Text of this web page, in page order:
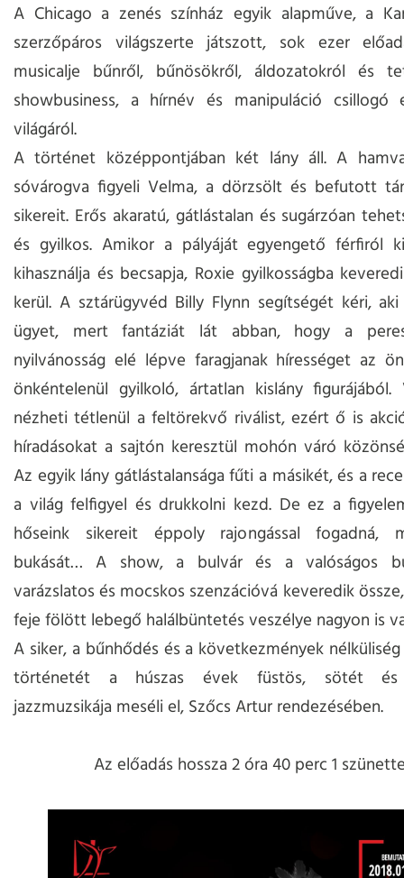
A Chicago a zenés színház egyik alapműve, a
szerzőpáros világszerte játszott, sok ezer
musicalje bűnről, bűnösökről, áldozatokról és
showbusiness, a hírnév és manipuláció csillogó
világáról.
A történet középpontjában két lány áll. A
sóvárogva figyeli Velma, a dörzsölt és befutott
sikereit. Erős akaratú, gátlástalan és sugárzóan
és gyilkos. Amikor a pályáját egyengető férfiról
kihasználja és becsapja, Roxie gyilkosságba
kerül. A sztárügyvéd Billy Flynn segítségét kéri,
ügyet, mert fantáziát lát abban, hogy a
nyilvánosság elé lépve faragjanak hírességet az
önkéntelenül gyilkoló, ártatlan kislány
nézheti tétlenül a feltörekvő riválist, ezért ő is
híradásokat a sajtón keresztül mohón váró
Az egyik lány gátlástalansága fűti a másikét, és a
a világ felfigyel és drukkolni kezd. De ez a
hőseink sikereit éppoly rajongással fogadná,
bukását… A show, a bulvár és a valóságos
varázslatos és mocskos szenzációvá keveredik
feje fölött lebegő halálbüntetés veszélye nagyon is
A siker, a bűnhődés és a következmények
történetét a húszas évek füstös, sötét és
jazzmuzsikája meséli el, Szőcs Artur rendezésében.
Az előadás hossza 2 óra 40 perc 1